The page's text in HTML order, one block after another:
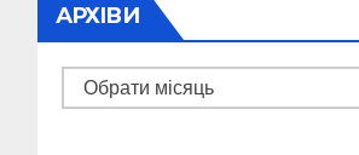
АРХІВИ
Архіви